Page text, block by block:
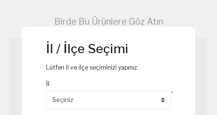
Birde Bu Ürünlere Göz Atın
İl / İlçe Seçimi
Lütfen il ve ilçe seçiminizi yapınız.
İl
*